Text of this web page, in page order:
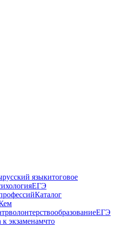
русский языкитоговое
ЕГЭ
Каталог
волонтерствообразованиеЕГЭ
к экзаменамчто